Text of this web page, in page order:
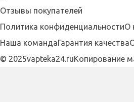
Отзывы покупателей
Политика конфиденциальностиО
Наша командаГарантия качества
© 2025vapteka24.ruКопирование